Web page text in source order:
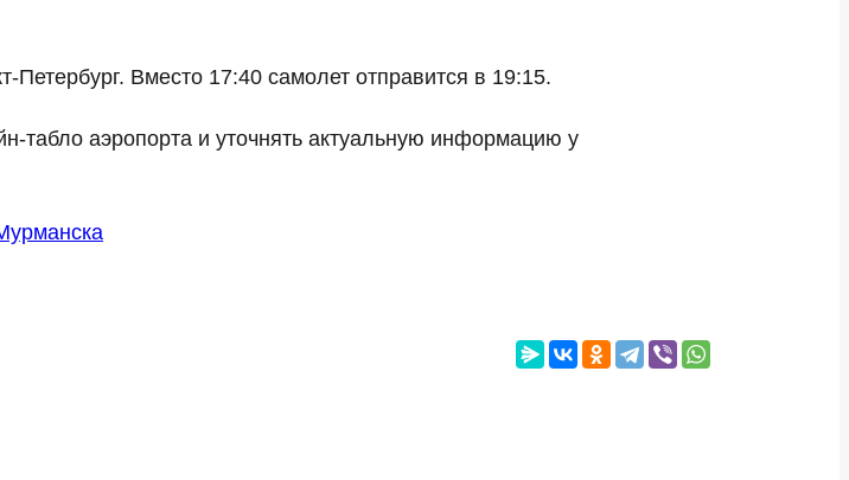
Вместо 17:40 самолет отправится в 19:15.
табло аэропорта и уточнять актуальную информацию у